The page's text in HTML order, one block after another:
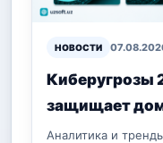
НОВОСТИ
Киберугрозы
защищает дом
Аналитика и